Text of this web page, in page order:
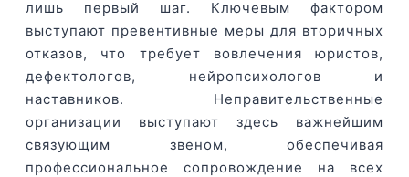
лишь первый шаг. Ключевым фактором
выступают превентивные меры для вторичных
отказов, что требует вовлечения юристов,
дефектологов, нейропсихологов и
наставников. Неправительственные
организации выступают здесь важнейшим
связующим звеном, обеспечивая
профессиональное сопровождение на всех